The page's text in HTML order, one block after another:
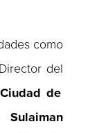
como
Director del
de